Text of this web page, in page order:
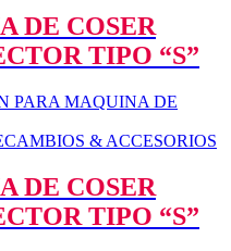
DE COSER
TIPO “S”
& ACCESORIOS
DE COSER
TIPO “S”